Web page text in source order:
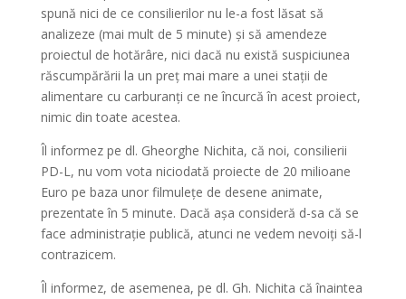
spună nici de ce consilierilor nu le-a fost lăsat să
analizeze (mai mult de 5 minute) și să amendeze
proiectul de hotărâre, nici dacă nu există suspiciunea
răscumpărării la un preț mai mare a unei stații de
alimentare cu carburanți ce ne încurcă în acest proiect,
nimic din toate acestea.
Îl informez pe dl. Gheorghe Nichita, că noi, consilierii
PD-L, nu vom vota niciodată proiecte de 20 milioane
Euro pe baza unor filmulețe de desene animate,
prezentate în 5 minute. Dacă așa consideră d-sa că se
face administrație publică, atunci ne vedem nevoiți să-l
contrazicem.
Îl informez, de asemenea, pe dl. Gh. Nichita că înaintea